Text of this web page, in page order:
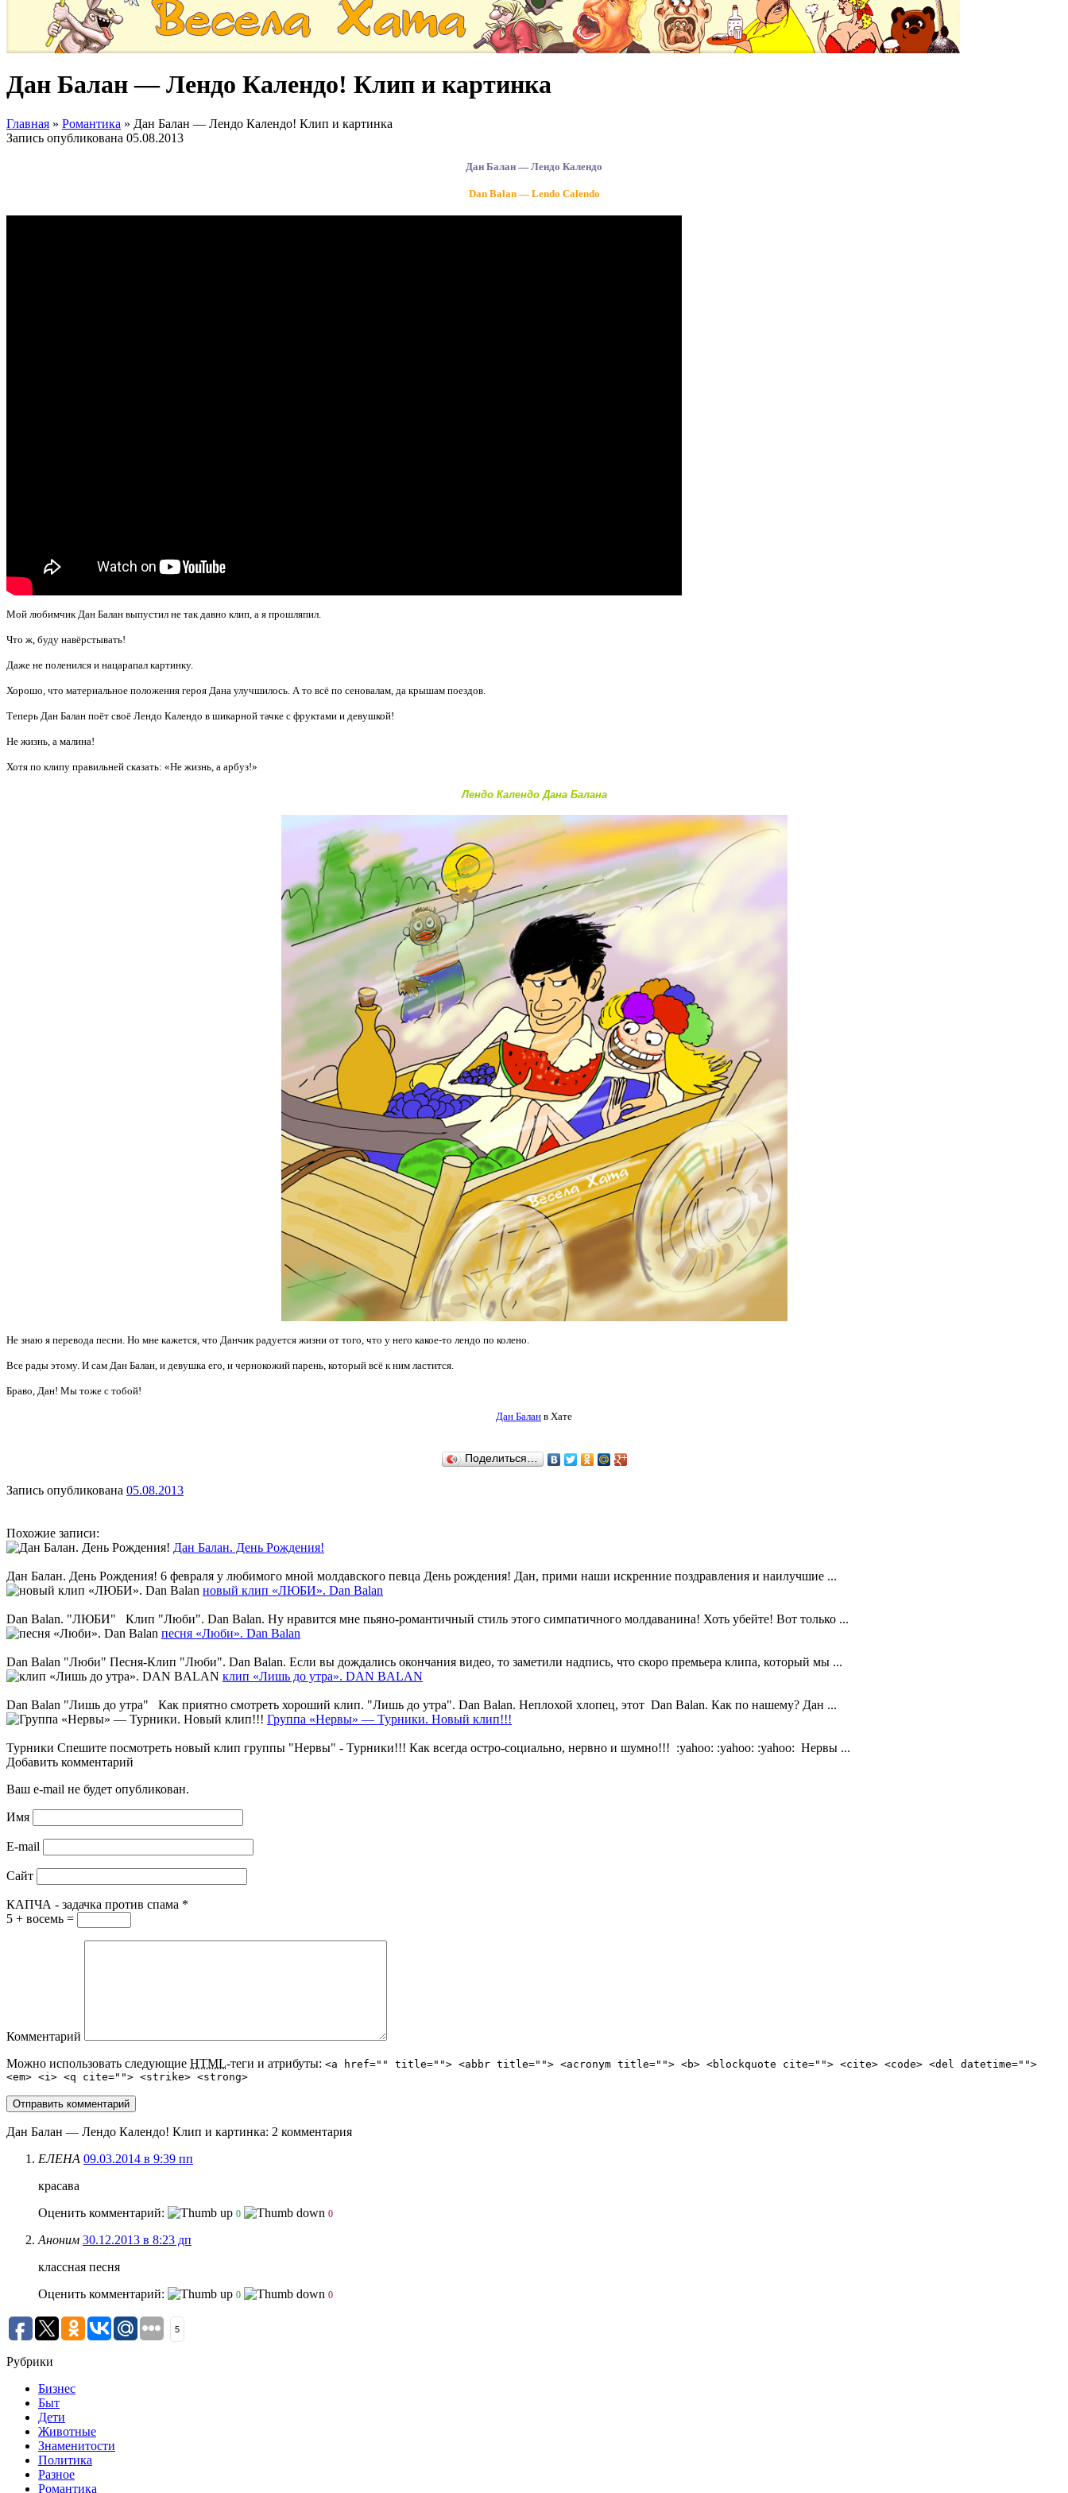
Дан Балан — Лендо Календо! Клип и картинка
Главная » Романтика » Дан Балан — Лендо Календо! Клип и картинка
Запись опубликована 05.08.2013
Дан Балан — Лендо Календо
Dan Balan — Lendo Calendo
Мой любимчик Дан Балан выпустил не такдавно клип, а я прошляпил.
Что ж, буду навёрстывать!
Даже не поленился и нацарапал картинку.
Хорошо, что материальное положения героя Дана улучшилось. А то всё по сеновалам, да крышам поездов.
Теперь Дан Балан поёт своё Лендо Календо в шикарной тачке с фруктами и девушкой!
Не жизнь, а малина!
Хотя по клипу правильней сказать: «Не жизнь, а арбуз!»
Лендо Календо Дана Балана
Не знаю я перевода песни. Но мне кажется, что Данчик радуется жизни от того, что у него какое-то лендо по колено.
Все рады этому. И сам Дан Балан, и девушка его, и чернокожий парень, который всё к ним ластится.
Браво, Дан! Мы тоже с тобой!
Дан Балан в Хате
Поделиться…
Запись опубликована 05.08.2013
Похожие записи:
Дан Балан. День Рождения!
Дан Балан. День Рождения! 6 февраля у любимого мной молдавского певца День рождения! Дан, прими наши искренние поздравления и наилучшие ...
новый клип «ЛЮБИ». Dan Balan
Dan Balan. "ЛЮБИ" Клип "Люби". Dan Balan. Ну нравится мне пьяно-романтичный стиль этого симпатичного молдаванина! Хоть убейте! Вот только ...
песня «Люби». Dan Balan
Dan Balan "Люби" Песня-Клип "Люби". Dan Balan. Если вы дождались окончания видео, то заметили надпись, что скоро премьера клипа, который мы ...
клип «Лишь до утра». DAN BALAN
Dan Balan "Лишь до утра" Как приятно смотреть хороший клип. "Лишь до утра". Dan Balan. Неплохой хлопец, этот Dan Balan. Как по нашему? Дан ...
Группа «Нервы» — Турники. Новый клип!!!
Турники Спешите посмотреть новый клип группы "Нервы" - Турники!!! Как всегда остро-социально, нервно и шумно!!! :yahoo: :yahoo: :yahoo: Нервы ...
Добавить комментарий
Ваш e-mail не будет опубликован.
Имя
E-mail
Сайт
КАПЧА - задачка против спама *
5 + восемь =
Комментарий
Можно использовать следующие HTML-теги и атрибуты: <a href="" title=""> <abbr title=""> <acronym title=""> <b> <blockquote cite=""> <cite> <code> <del datetime="">
<em> <i> <q cite=""> <strike> <strong>
Дан Балан — Лендо Календо! Клип и картинка: 2 комментария
ЕЛЕНА 09.03.2014 в 9:39 пп
красава
Оценить комментарий:
0 0
Аноним 30.12.2013 в 8:23 дп
классная песня
Оценить комментарий:
0 0
5
Рубрики
Бизнес
Быт
Дети
Животные
Знаменитости
Политика
Разное
Романтика